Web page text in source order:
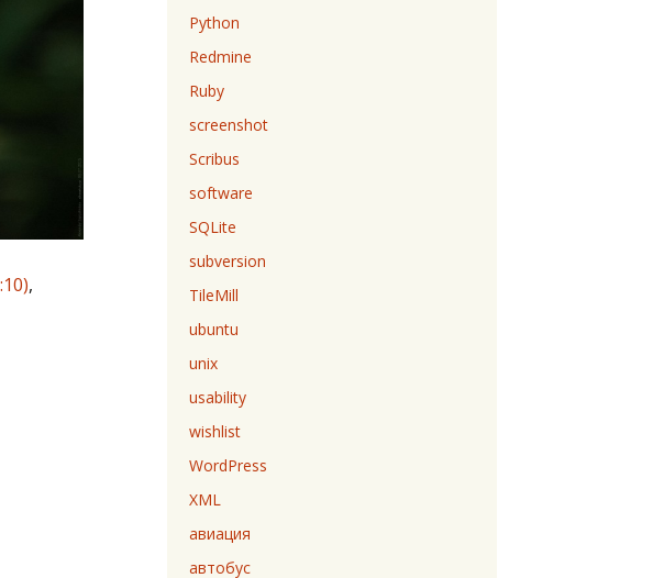
,
Python
Redmine
Ruby
screenshot
Scribus
software
SQLite
subversion
TileMill
ubuntu
unix
usability
wishlist
WordPress
XML
авиация
автобус